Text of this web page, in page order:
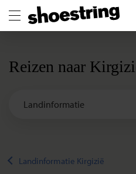
Reizen naar
Landinformatie Kirgizië